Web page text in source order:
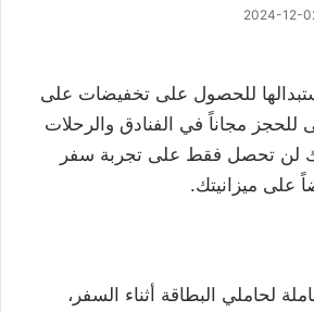
2024-12-
للحصول على تخفيضات على
للحجز مجاناً في الفنادق والرحلات
لن تحصل فقط على تجربة سفر
على ميزانيتك.
لحاملي البطاقة أثناء السفر،